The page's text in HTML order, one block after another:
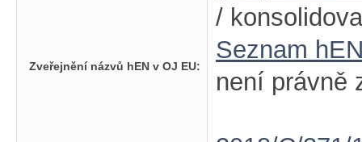
Zveřejnění názvů hEN v OJ EU:
/
Seznam
není právně